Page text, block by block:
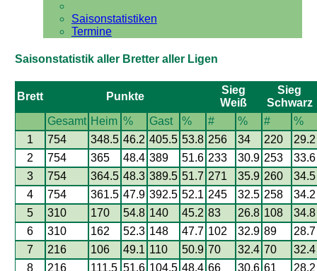
Saisonstatistiken
Termine
Saisonstatistik aller Bretter aller Ligen
Brett Punkte
Sieg
Weiß
Sieg
Schwarz
Gesamt Heim % Gast % # % #
%
1
754 348.5 46.2 405.5 53.8 256 34 220
29.2
2
754 365 48.4 389 51.6 233 30.9 253
33.6
3
754 364.5 48.3 389.5 51.7 271 35.9 260
34.5
4
754 361.5 47.9 392.5 52.1 245 32.5 258
34.2
5
310 170 54.8 140 45.2 83 26.8 108
34.8
6
310 162 52.3 148 47.7 102 32.9 89
28.7
7
216 106 49.1 110 50.9 70 32.4 70
32.4
8
216 111.5 51.6 104.5 48.4 66 30.6 61
28.2